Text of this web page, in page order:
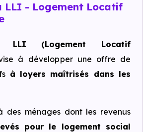
LLI - Logement Locatif
LLI (Logement Locatif
à développer une offre de
à loyers maîtrisés dans les
des ménages dont les revenus
pour le logement social